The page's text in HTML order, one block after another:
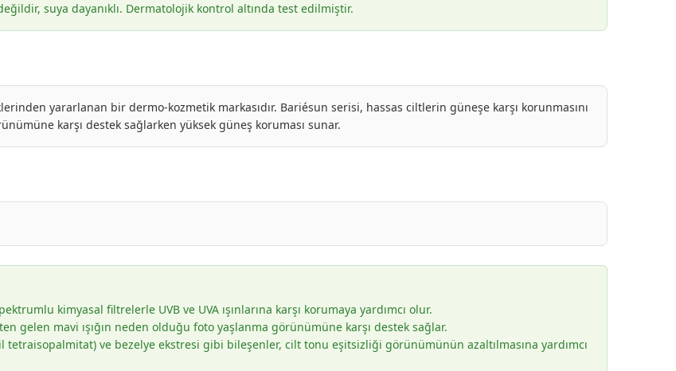
suya dayanıklı. Dermatolojik kontrol altında test edilmiştir.
yararlanan bir dermo-kozmetik markasıdır. Bariésun serisi, hassas ciltlerin güneşe karşı korunmasını
karşı destek sağlarken yüksek güneş koruması sunar.
kimyasal filtrelerle UVB ve UVA ışınlarına karşı korumaya yardımcı olur.
gelen mavi ışığın neden olduğu foto yaşlanma görünümüne karşı destek sağlar.
tetraisopalmitat) ve bezelye ekstresi gibi bileşenler, cilt tonu eşitsizliği görünümünün azaltılmasına yardımcı